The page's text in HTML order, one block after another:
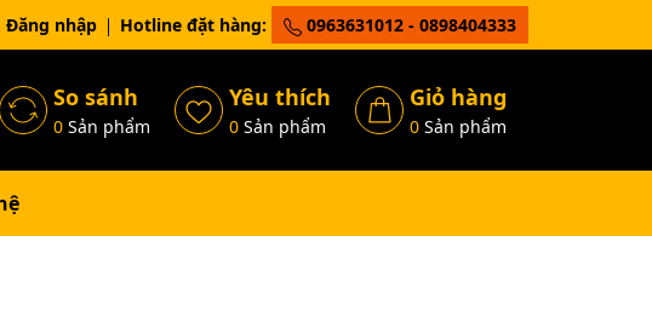
Đăng nhập Hotline đặt hàng: 0963631012 - 0898404333
So sánh
0Sản phẩm
Yêu thích
0Sản phẩm
Giỏ hàng
0Sản phẩm